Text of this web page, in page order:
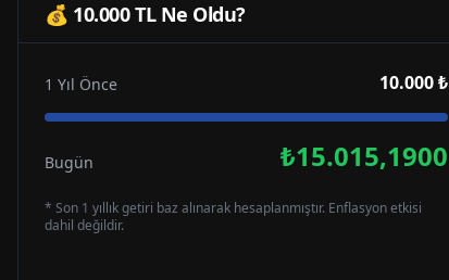
💰 10.000 TL Ne Oldu?
1 Yıl Önce 10.000 ₺
Bugün ₺15.015,1900
* Son 1 yıllık getiri baz alınarak hesaplanmıştır. Enflasyon etkisi
dahil değildir.